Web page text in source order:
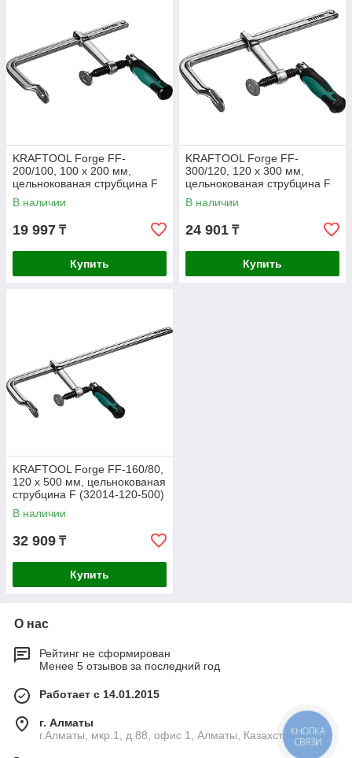
KRAFTOOL Forge FF-
200/100, 100 х 200 мм,
цельнокованая струбцина F
(32014-100-200)
В наличии
19 997 ₸
Купить
KRAFTOOL Forge FF-
300/120, 120 х 300 мм,
цельнокованая струбцина F
(32014-120-300)
В наличии
24 901 ₸
Купить
KRAFTOOL Forge FF-160/80,
120 х 500 мм, цельнокованая
струбцина F (32014-120-500)
В наличии
32 909 ₸
Купить
О нас
Рейтинг не сформирован
Менее 5 отзывов за последний год
Работает с 14.01.2015
г. Алматы
г.Алматы, мкр.1, д.88, офис 1, Алматы, Казахстан
КНОПКА
СВЯЗИ